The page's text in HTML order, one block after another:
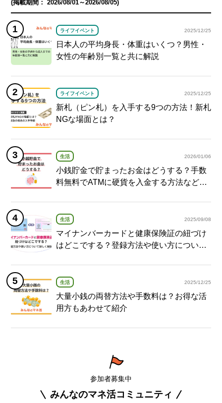
(掲載期間： 2026/08/01～2026/08/05)
ライフイベント 2025/12/25
日本人の平均身長・体重はいくつ？男性・
女性の年齢別一覧と共に解説
ライフイベント 2025/12/25
新札（ピン札）を入手する9つの方法！新札
NGな場面とは？
生活 2026/01/06
小銭貯金で貯まったお金はどうする？手数
料無料でATMに硬貨を入金する方法など紹
生活 2025/09/08
マイナンバーカードと健康保険証の紐づけ
はどこでする？登録方法や使い方について
生活 2025/12/25
大量小銭の両替方法や手数料は？お得な活
用方もあわせて紹介
参加者募集中
みんなのマネ活コミュニティ